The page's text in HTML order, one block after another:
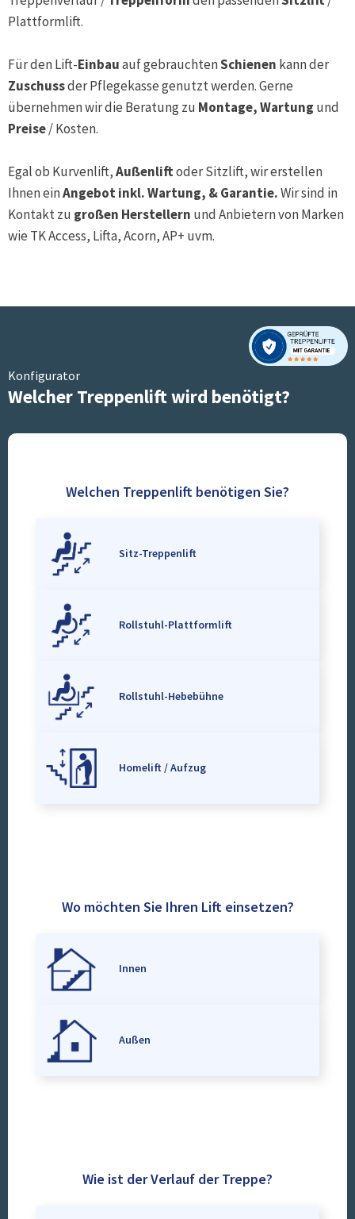
Plattformlift.
Für den Lift-Einbauauf gebrauchtenSchienen kann der
Zuschussder Pflegekasse genutzt werden. Gerne
übernehmen wir die Beratung zu Montage, Wartung und
Preise/ Kosten.
Egal ob Kurvenlift,Außenliftoder Sitzlift, wir erstellen
Ihnen einAngebot inkl. Wartung, & Garantie.Wir sind in
Kontakt zu großen Herstellern und Anbietern von Marken
wie TK Access, Lifta, Acorn, AP+ uvm.
Konfigurator
Welcher Treppenlift wird benötigt?
Welchen Treppenlift benötigen Sie?
Sitz-Treppenlift
Rollstuhl-Plattformlift
Rollstuhl-Hebebühne
Homelift / Aufzug
Wo möchten Sie Ihren Lift einsetzen?
Innen
Außen
Wie ist der Verlauf der Treppe?